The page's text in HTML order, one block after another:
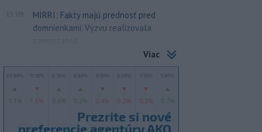
15:09
MIRRI: Fakty majú prednosť pred
domnienkami. Výzvu realizovala
samostatná...
Viac